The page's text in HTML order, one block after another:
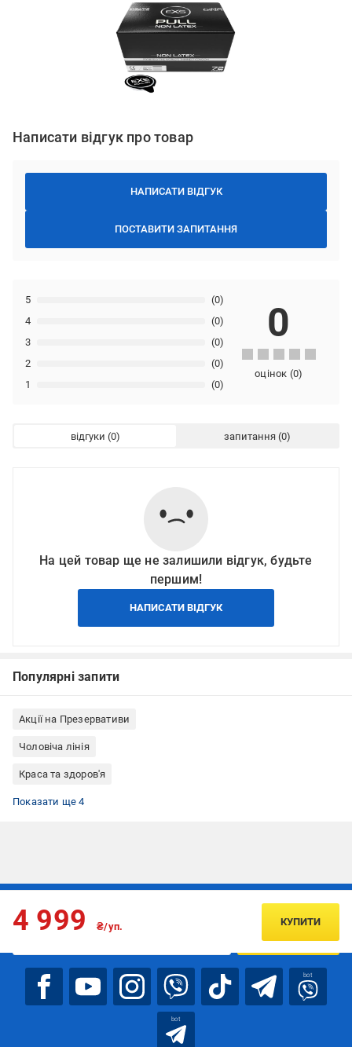
Написати відгук про товар
НАПИСАТИ ВІДГУК
ПОСТАВИТИ ЗАПИТАННЯ
1 (0)
2 (0)
3 (0)
4 (0)
5 (0)
0
оцінок (0)
відгуки запитання
На цей товар ще не залишили відгук, будьте
першим!
НАПИСАТИ ВІДГУК
Популярні запити
Акції на Презервативи
Чоловіча лінія
Краса та здоров'я
Презервативи поліізопренові
Презервативи ультратонкі
Презервативи без латексу
Презервативи M розмір
Показати ще 4
4 999 ₴/уп. КУПИТИ
Підписуйтесь, щоб дізнаватись першим про акції та пропозиції
ПІДПИСАТИСЯ
bot
bot